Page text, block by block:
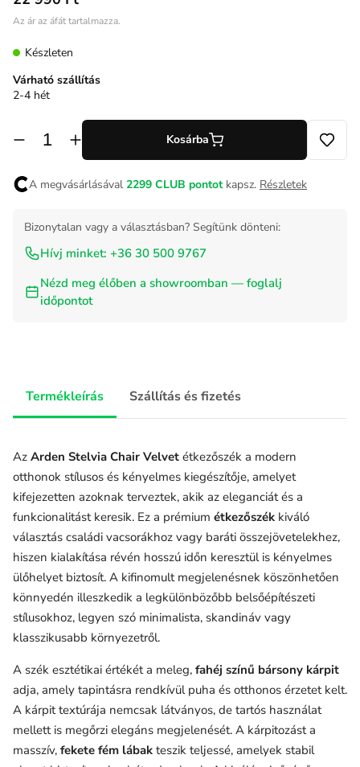
Az ár az áfát tartalmazza.
Készleten
Várható szállítás
2-4 hét
Kosárba
A megvásárlásával 2299 CLUB pontot kapsz. Részletek
Bizonytalan vagy a választásban? Segítünk dönteni:
Hívj minket: +36 30 500 9767
Nézd meg élőben a showroomban — foglalj
időpontot
Termékleírás Szállítás és fizetés
Az Arden Stelvia Chair Velvet étkezőszék a modern
otthonok stílusos és kényelmes kiegészítője, amelyet
kifejezetten azoknak terveztek, akik az eleganciát és a
funkcionalitást keresik. Ez a prémium étkezőszék kiváló
választás családi vacsorákhoz vagy baráti összejövetelekhez,
hiszen kialakítása révén hosszú időn keresztül is kényelmes
ülőhelyet biztosít. A kifinomult megjelenésnek köszönhetően
könnyedén illeszkedik a legkülönbözőbb belsőépítészeti
stílusokhoz, legyen szó minimalista, skandináv vagy
klasszikusabb környezetről.
A szék esztétikai értékét a meleg, fahéj színű bársony kárpit
adja, amely tapintásra rendkívül puha és otthonos érzetet kelt.
A kárpit textúrája nemcsak látványos, de tartós használat
mellett is megőrzi elegáns megjelenését. A kárpitozást a
masszív, fekete fém lábak teszik teljessé, amelyek stabil